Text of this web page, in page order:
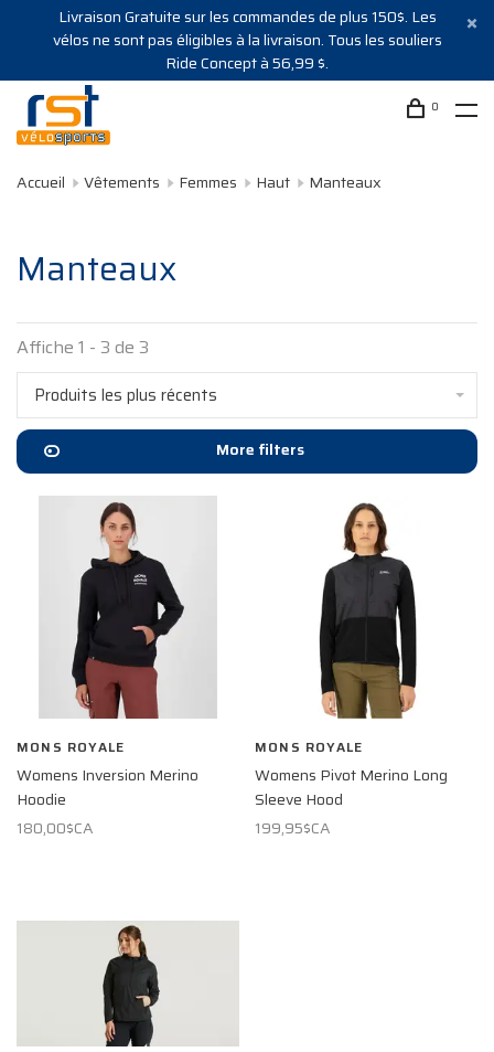
Livraison Gratuite sur les commandes de plus 150$. Les
vélos ne sont pas éligibles à la livraison. Tous les souliers
Ride Concept à 56,99 $.
0
Accueil Vêtements Femmes Haut Manteaux
Manteaux
Affiche 1 - 3 de 3
Produits les plus récents
More filters
MONS ROYALE
Womens Inversion Merino
Hoodie
180,00$CA
MONS ROYALE
Womens Pivot Merino Long
Sleeve Hood
199,95$CA